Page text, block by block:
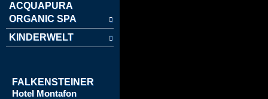
ACQUAPURA
ORGANIC SPA
KINDERWELT
FALKENSTEINER
Hotel Montafon